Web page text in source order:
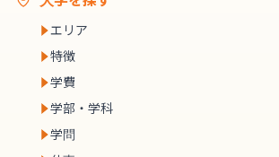
エリア
特徴
学費
学部・学科
学問